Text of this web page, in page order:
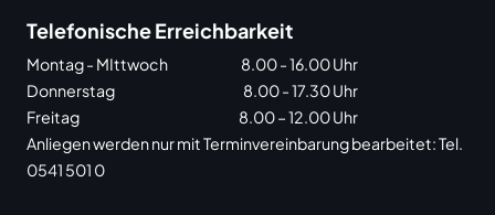
Telefonische Erreichbarkeit
Montag - MIttwoch
8.00 - 16.00 Uhr
Donnerstag
8.00 - 17.30 Uhr
Freitag
8.00 – 12.00 Uhr
Anliegen werden nur mit Terminvereinbarung bearbeitet: Tel.
0541 501 0